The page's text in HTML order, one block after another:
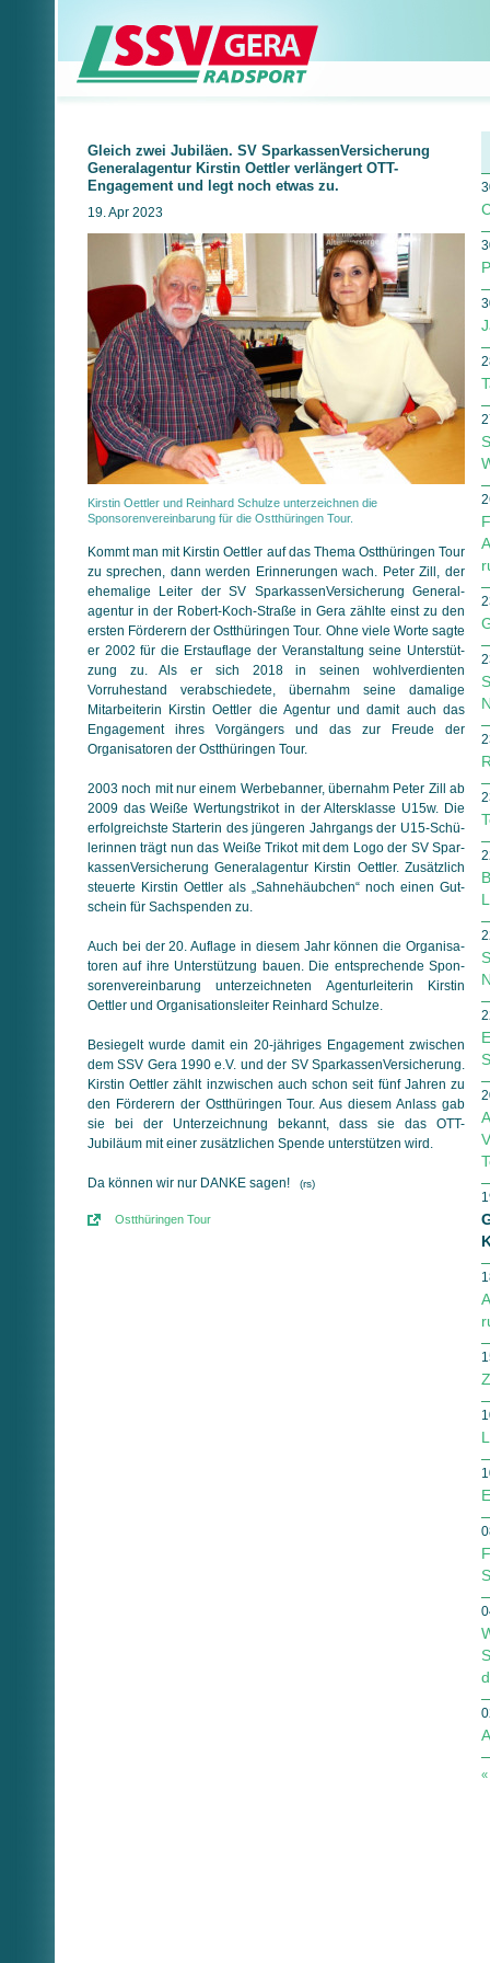
Gleich zwei Jubiläen. SV SparkassenVersicherung
Generalagentur Kirstin Oettler verlängert OTT-
Engagement und legt noch etwas zu.
19. Apr 2023
Kirstin Oettler und Reinhard Schulze unterzeichnen die
Sponsorenvereinbarung für die Ostthüringen Tour.
Kommt man mit Kirstin Oettler auf das Thema Ostthüringen Tour
zu sprechen, dann werden Erinnerungen wach. Peter Zill, der
ehemalige Leiter der SV SparkassenVersicherung General­
agen­tur in der Robert-Koch-Straße in Gera zählte einst zu den
ersten Förderern der Ostthüringen Tour. Ohne viele Worte sagte
er 2002 für die Erstauflage der Veranstaltung seine Unter­stüt­
zung zu. Als er sich 2018 in seinen wohlverdienten
Vorruhestand ver­ab­schiedete, übernahm seine damalige
Mitarbeiterin Kirstin Oettler die Agentur und damit auch das
Engagement ihres Vorgängers und das zur Freude der
Organisatoren der Ostt­hü­rin­gen Tour.
2003 noch mit nur einem Werbebanner, übernahm Peter Zill ab
2009 das Weiße Wertungstrikot in der Altersklasse U15w. Die
erfolgreichste Starterin des jüngeren Jahrgangs der U15-Schü­
le­rinnen trägt nun das Weiße Trikot mit dem Logo der SV Spar­
kas­sen­Versicherung Generalagentur Kirstin Oettler. Zusätzlich
steu­er­te Kirstin Oettler als „Sahne­häub­chen“ noch einen Gut­
schein für Sachspenden zu.
Auch bei der 20. Auflage in diesem Jahr können die Or­ga­ni­sa­
to­ren auf ihre Unterstützung bauen. Die entsprechende Spon­
so­ren­ver­ein­ba­rung unterzeichneten Agenturleiterin Kirstin
Oettler und Organisationsleiter Reinhard Schulze.
Besiegelt wurde damit ein 20-jähriges Engagement zwischen
dem SSV Gera 1990 e.V. und der SV SparkassenVersicherung.
Kirstin Oettler zählt inzwischen auch schon seit fünf Jahren zu
den Förderern der Ostthüringen Tour. Aus diesem Anlass gab
sie bei der Unterzeichnung bekannt, dass sie das OTT-
Jubiläum mit einer zusätzlichen Spende unterstützen wird.
Da können wir nur DANKE sagen! (rs)
Ostthüringen Tour
«